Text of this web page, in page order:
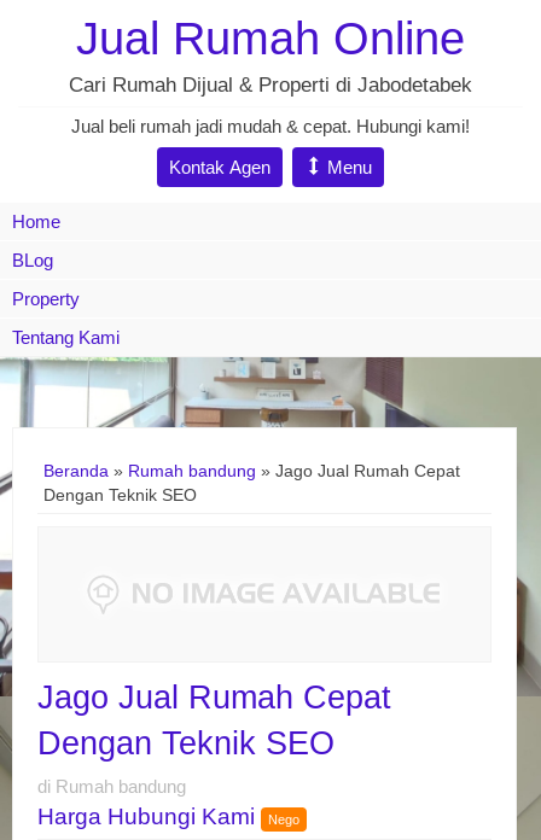
Jual Rumah Online
Cari Rumah Dijual & Properti di Jabodetabek
Jual beli rumah jadi mudah & cepat. Hubungi kami!
Kontak Agen
Menu
Home
BLog
Property
Tentang Kami
Beranda » Rumah bandung » Jago Jual Rumah Cepat
Dengan Teknik SEO
Jago Jual Rumah Cepat
Dengan Teknik SEO
di Rumah bandung
Harga Hubungi Kami Nego